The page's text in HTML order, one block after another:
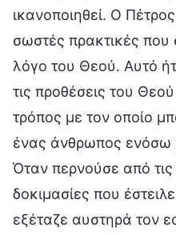
ικανοποιηθεί. Ο
σωστές πρακτικές
λόγο του Θεού. Αυτό
τις προθέσεις του
τρόπος με τον οποίο
ένας άνθρωπος ενόσω
Όταν περνούσε από
δοκιμασίες που
εξέταζε αυστηρά τον